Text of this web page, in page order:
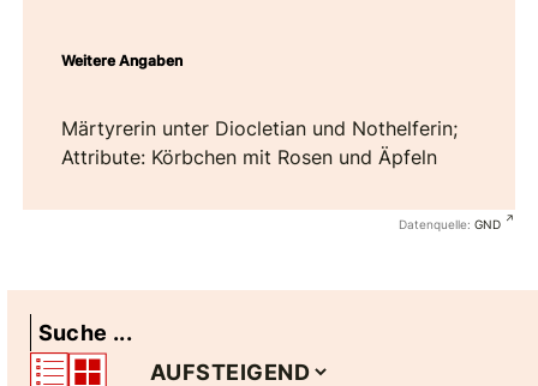
Weitere Angaben
Märtyrerin unter Diocletian und Nothelferin;
Attribute: Körbchen mit Rosen und Äpfeln
Datenquelle:GND